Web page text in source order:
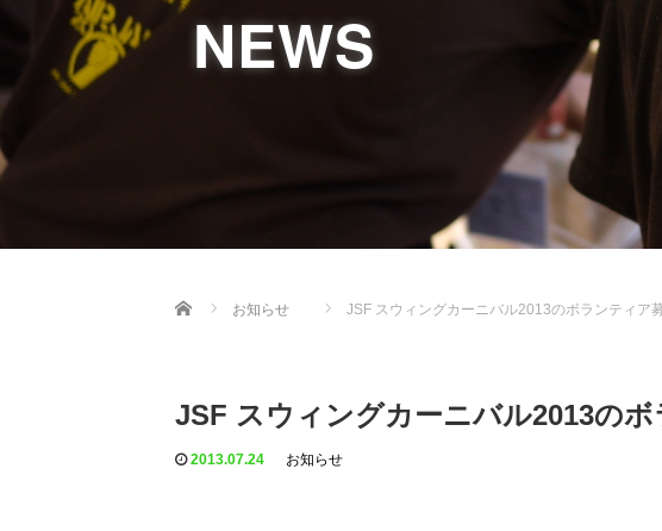
NEWS
Home お知らせ JSF スウィングカーニバル2013のボランティア
JSF スウィングカーニバル2013の
2013.07.24 お知らせ